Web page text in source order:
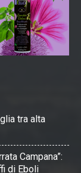
tra alta
Campana”:
di Eboli